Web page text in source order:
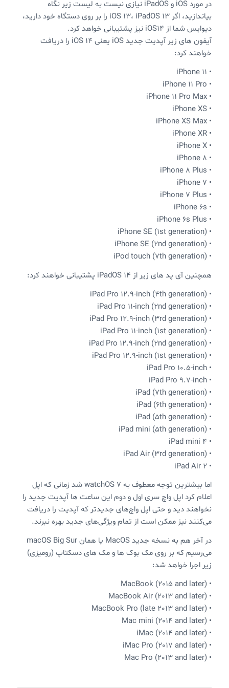
در مورد iOS و iPadOS نیازی نیست به لیست زیر نگاه
بیاندازید، اگر iOS 13، iPadOS 13 را بر روی دستگاه خود دارید،
دیوایس شما از iOS14 نیز پشتیبانی خواهد کرد.
آیفون های زیر آپدیت جدید iOS یعنی iOS 14 را دریافت
خواهند کرد:
• iPhone 11
• iPhone 11 Pro
• iPhone 11 Pro Max
• iPhone XS
• iPhone XS Max
• iPhone XR
• iPhone X
• iPhone 8
• iPhone 8 Plus
• iPhone 7
• iPhone 7 Plus
• iPhone 6s
• iPhone 6s Plus
• iPhone SE (1st generation)
• iPhone SE (2nd generation)
• iPod touch (7th generation)
همچنین آی پد های زیر از iPadOS 14 پشتیبانی خواهند کرد:
• iPad Pro 12.9-inch (4th generation)
• iPad Pro 11-inch (2nd generation)
• iPad Pro 12.9-inch (3rd generation)
• iPad Pro 11-inch (1st generation)
• iPad Pro 12.9-inch (2nd generation)
• iPad Pro 12.9-inch (1st generation)
• iPad Pro 10.5-inch
• iPad Pro 9.7-inch
• iPad (7th generation)
• iPad (6th generation)
• iPad (5th generation)
• iPad mini (5th generation)
• iPad mini 4
• iPad Air (3rd generation)
• iPad Air 2
اما بیشترین توجه معطوف به watchOS 7 شد زمانی که اپل
اعلام کرد اپل واچ سری اول و دوم این ساعت ها آپدیت جدید را
نخواهند دید و حتی اپل واچ‌های جدیدتر که آپدیت را دریافت
می‌کنند نیز ممکن است از تمام ویژگی‌های جدید بهره نبرند.
در آخر هم به نسخه جدید MacOS یا همان macOS Big Sur
می‌رسیم که بر روی مک بوک ها و مک های دسکتاپ (رومیزی)
زیر اجرا خواهد شد:
• MacBook (2015 and later)
• MacBook Air (2013 and later)
• MacBook Pro (late 2013 and later)
• Mac mini (2014 and later)
• iMac (2014 and later)
• iMac Pro (2017 and later)
• Mac Pro (2013 and later)